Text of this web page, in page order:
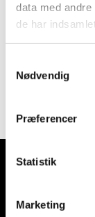
data med
de har
Nødvendig
Præferencer
Statistik
Marketing
Du vil